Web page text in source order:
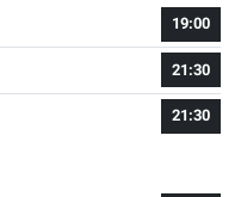
19:00
21:30
21:30